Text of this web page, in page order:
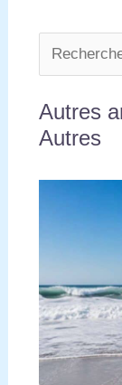
Autres
Autres